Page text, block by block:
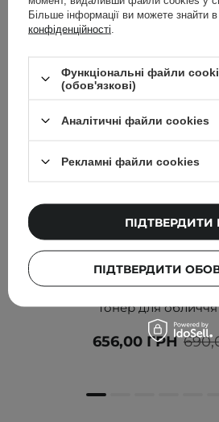
АКЦІЯ
Celimax - Dual Barrier
тонер для обличчя
656,00 ГРН
Більше інформації ви можете знайти в
конфіденційності
Функціональні файли
(обов'язкові)
Аналітичні файли cookies
Рекламні файли cookies
ПІДТВЕРДИТИ
ПІДТВЕРДИТИ